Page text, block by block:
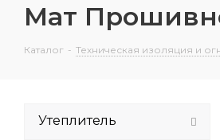
Мат
Каталог - Техническая изоляция и
Утеплитель